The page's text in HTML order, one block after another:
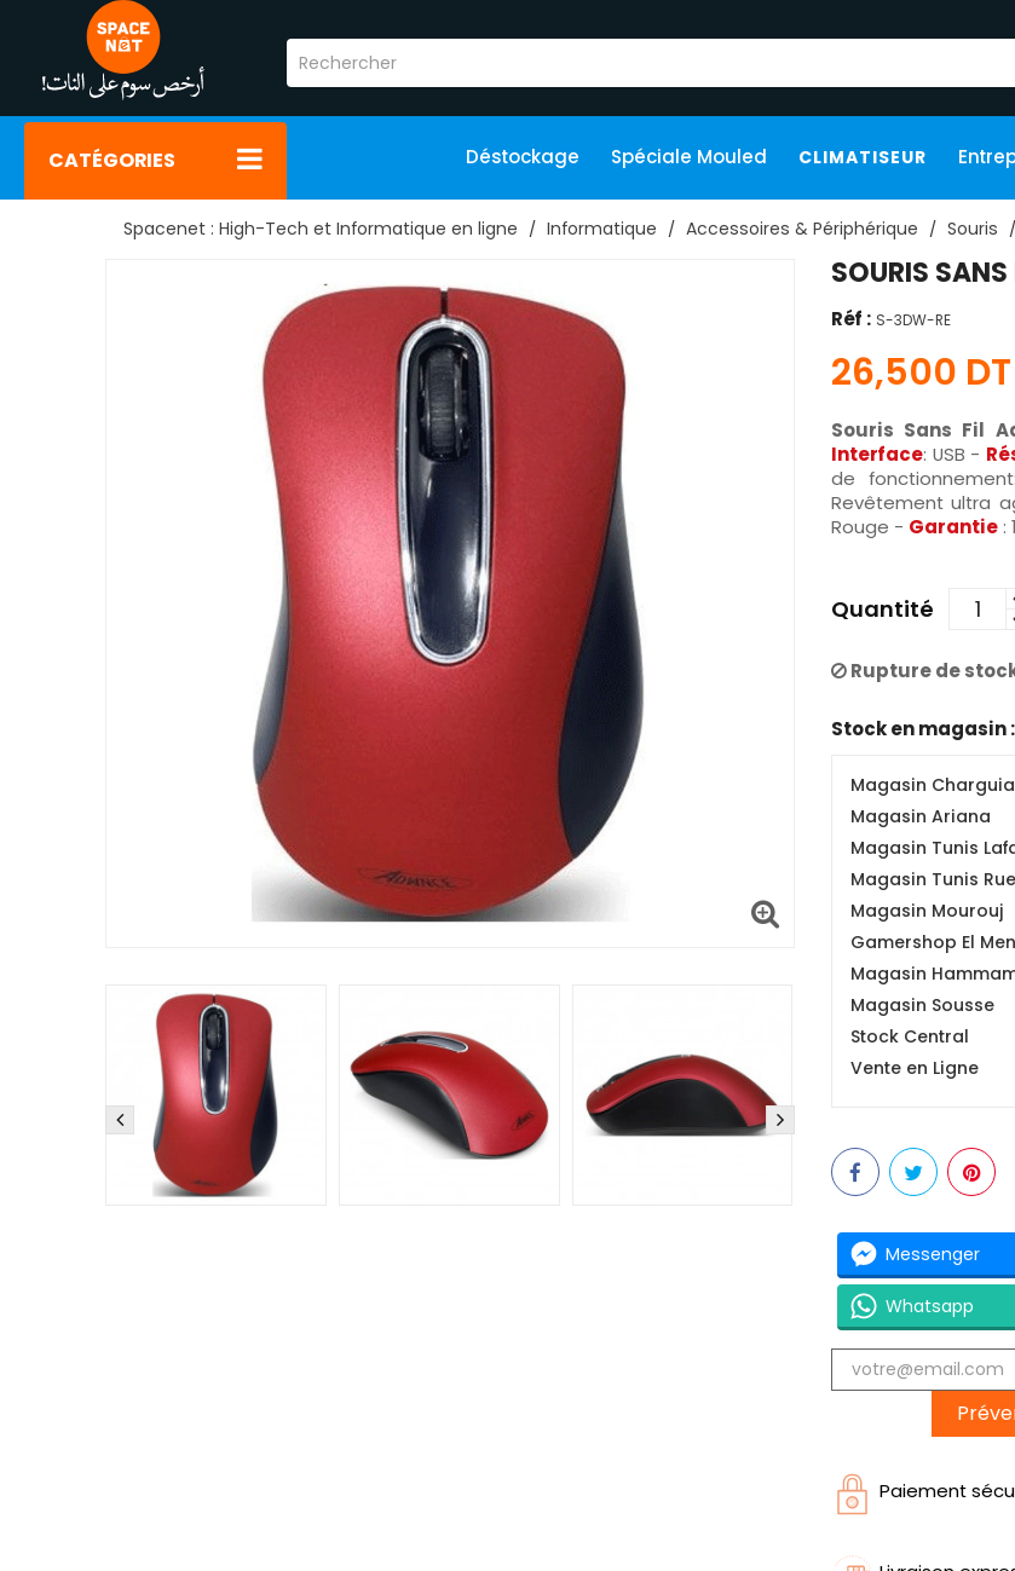
CATÉGORIES Déstockage Spéciale Mouled CLIMATISEUR
Spacenet : High-Tech et Informatique en ligne Informatique Accessoires & Périphérique Souris
SOURIS
Réf : S-3DW-RE
26,500 DT
Souris Sans Fil
Interface: USB -
de
Revêtement ultra
Rouge - Garantie :
Quantité
Rupture de
Stock en magasin :
Magasin Charguia
Magasin Ariana
Magasin Tunis
Magasin Tunis
Magasin Mourouj
Gamershop El
Magasin
Magasin Sousse
Stock Central
Vente en Ligne
Messenger
Whatsapp
Paiement